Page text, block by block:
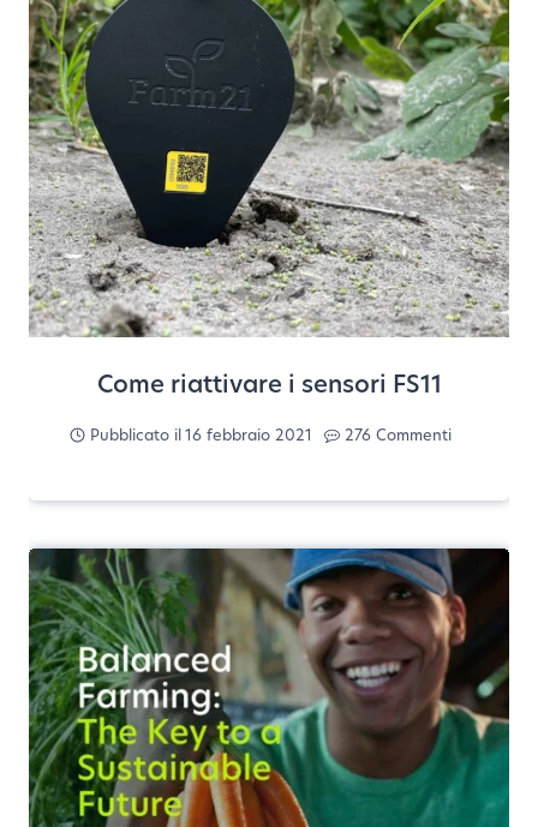
Come riattivare i sensori FS11
Pubblicato il16 febbraio 2021 276 Commenti